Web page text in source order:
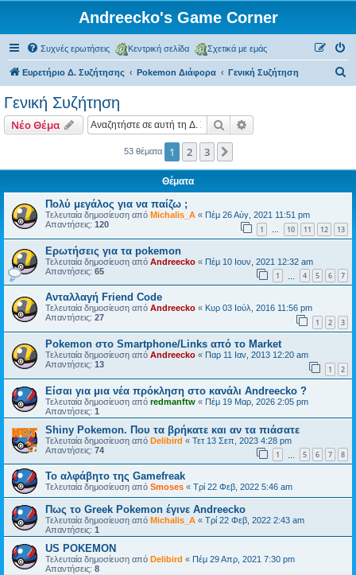
Andreecko's Game Corner
Συχνές ερωτήσεις Κεντρική σελίδα Σχετικά με εμάς
Ευρετήριο Δ. Συζήτησης Pokemon Διάφορα Γενική Συζήτηση
η
Γενική Συζήτηση
Νέο Θέμα Αναζήτηση
53 θέματα 1 2 3
Θέματα
Πολύ μεγάλος για να παίζω ;
Τελευταία δημοσίευση από Michalis_A « Πέμ 26 Αύγ, 2021 11:51 pm
Απαντήσεις: 120 1 … 10 11 12 13
Ερωτήσεις για τα pokemon
Τελευταία δημοσίευση από Andreecko « Πέμ 10 Ιουν, 2021 12:32 am
Απαντήσεις: 65 1 4 5 6 7
Ανταλλαγή Friend Code
Τελευταία δημοσίευση από Andreecko « Κυρ 03 Ιούλ, 2016 11:56 pm
Απαντήσεις: 27 1 2 3
Pokemon στο Smartphone/Links από το Market
Τελευταία δημοσίευση από Andreecko « Παρ 11 Ιαν, 2013 12:20 am
Απαντήσεις: 13 1 2
Είσαι για μια νέα πρόκληση στο κανάλι Andreecko ?
Τελευταία δημοσίευση από redmanftw « Πέμ 19 Μαρ, 2026 2:05 pm
Απαντήσεις: 1
Shiny Pokemon. Που τα βρήκατε και αν τα πιάσατε
Τελευταία δημοσίευση από Delibird « Τετ 13 Σεπ, 2023 4:28 pm
Απαντήσεις: 74 1 5 6 7 8
Το αλφάβητο της Gamefreak
Τελευταία δημοσίευση από Smoses « Τρί 22 Φεβ, 2022 5:46 am
Πως το Greek Pokemon έγινε Andreecko
Τελευταία δημοσίευση από Michalis_A « Τρί 22 Φεβ, 2022 2:43 am
Απαντήσεις: 1
US POKEMON
Τελευταία δημοσίευση από Delibird « Πέμ 29 Απρ, 2021 7:30 pm
Απαντήσεις: 8